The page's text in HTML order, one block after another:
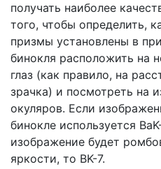
получать наиболее
того, чтобы определить,
призмы установлены в
бинокля расположить на
глаз (как правило, на
зрачка) и посмотреть на
окуляров. Если
бинокле используется
изображение будет
яркости, то BK-7.